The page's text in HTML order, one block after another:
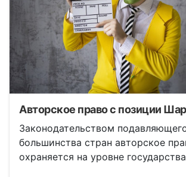
Авторское право с позиции
Законодательством
большинства стран авторское
охраняется на уровне